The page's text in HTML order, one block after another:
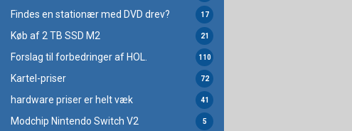
Findes en stationær med DVD drev? 17
Køb af 2 TB SSD M2 21
Forslag til forbedringer af HOL. 110
Kartel-priser 72
hardware priser er helt væk 41
Modchip Nintendo Switch V2 5